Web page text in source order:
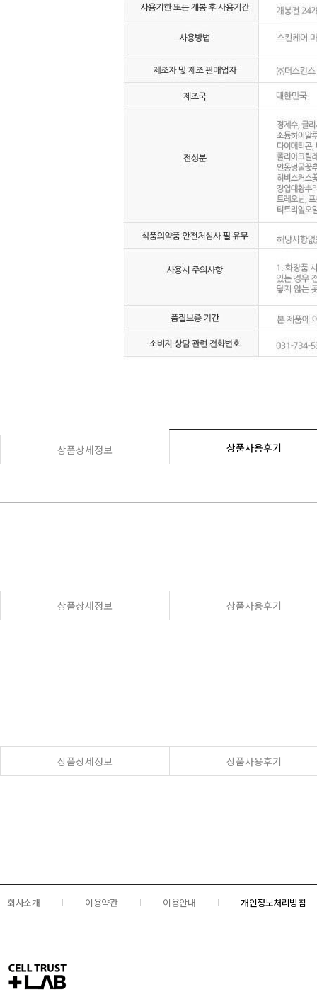
상품상세정보 상품사용후기
상품상세정보 상품사용후기
상품상세정보 상품사용후기
회사소개 이용약관 이용안내 개인정보처리방침